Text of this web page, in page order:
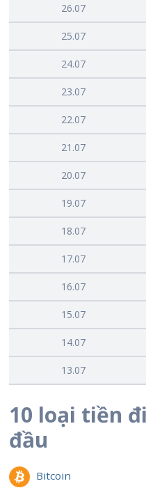
26.07
25.07
24.07
23.07
22.07
21.07
20.07
19.07
18.07
17.07
16.07
15.07
14.07
13.07
10 loại tiền
đầu
Bitcoin